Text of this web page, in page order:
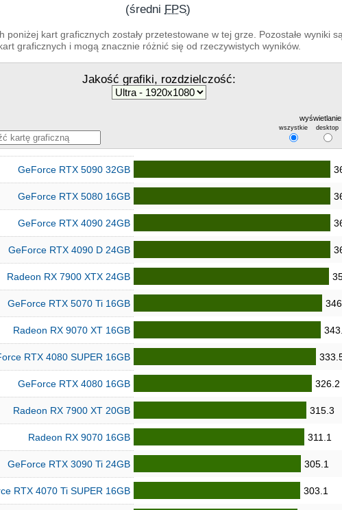
(średni FPS)
poniżej kart graficznych zostały przetestowane w tej grze. Pozostałe wyniki
graficznych i mogą znacznie różnić się od rzeczywistych wyników.
Jakość grafiki, rozdzielczość:
wyświetlanie:
wszystkie desktop
GeForce RTX 5090 32GB
GeForce RTX 5080 16GB
GeForce RTX 4090 24GB
GeForce RTX 4090 D 24GB
Radeon RX 7900 XTX 24GB
GeForce RTX 5070 Ti 16GB
Radeon RX 9070 XT 16GB
RTX 4080 SUPER 16GB
GeForce RTX 4080 16GB 326.2
Radeon RX 7900 XT 20GB 315.3
Radeon RX 9070 16GB 311.1
GeForce RTX 3090 Ti 24GB 305.1
RTX 4070 Ti SUPER 16GB 303.1